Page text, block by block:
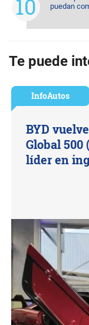
puedan
Te puede
InfoAutos
BYD
Global
líder en